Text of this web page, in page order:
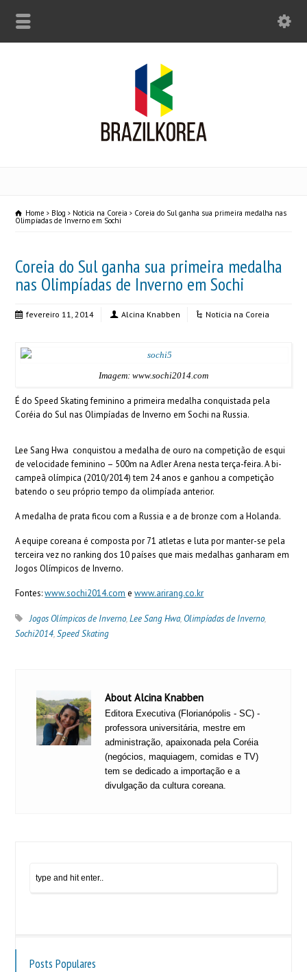
Home Blog Noticia na Coreia Coreia do Sul ganha sua primeira medalha nas
Olimpíadas de Inverno em Sochi
Coreia do Sul ganha sua primeira medalha
nas Olimpíadas de Inverno em Sochi
fevereiro 11, 2014 Alcina Knabben Noticia na Coreia
Imagem: www.sochi2014.com
É do Speed Skating feminino a primeira medalha conquistada pela
Coréia do Sul nas Olimpíadas de Inverno em Sochi na Russia.
Lee Sang Hwa conquistou a medalha de ouro na competição de esqui
de velocidade feminino – 500m na Adler Arena nesta terça-feira. A bi-
campeã olímpica (2010/2014) tem 24 anos e ganhou a competição
batendo o seu próprio tempo da olimpíada anterior.
A medalha de prata ficou com a Russia e a de bronze com a Holanda.
A equipe coreana é composta por 71 atletas e luta por manter-se pela
terceira vez no ranking dos 10 países que mais medalhas ganharam em
Jogos Olímpicos de Inverno.
Fontes:www.sochi2014.com ewww.arirang.co.kr
Jogos Olímpicos de Inverno,Lee Sang Hwa, Olimpíadas de Inverno,
Sochi2014,Speed Skating
About Alcina Knabben
Editora Executiva (Florianópolis - SC) -
professora universitária, mestre em
administração, apaixonada pela Coréia
(negócios, maquiagem, comidas e TV)
tem se dedicado a importação e a
divulgação da cultura coreana.
Posts Populares